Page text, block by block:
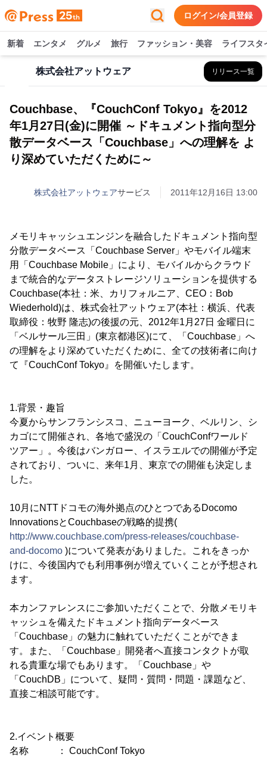
ログイン/会員登録
新着 エンタメ グルメ 旅行 ファッション・美容 ライフスタ
株式会社アットウェア リリース一覧
Couchbase、『CouchConf Tokyo』を2012
年1月27日(金)に開催 ～ドキュメント指向型分
散データベース「Couchbase」への理解を よ
り深めていただくために～
株式会社アットウェアサービス 2011年12月16日 13:00
メモリキャッシュエンジンを融合したドキュメント指向型
分散データベース「Couchbase Server」やモバイル端末
用「Couchbase Mobile」により、モバイルからクラウド
まで統合的なデータストレージソリューションを提供する
Couchbase(本社：米、カリフォルニア、CEO：Bob
Wiederhold)は、株式会社アットウェア(本社：横浜、代表
取締役：牧野 隆志)の後援の元、2012年1月27日 金曜日に
「ベルサール三田」(東京都港区)にて、「Couchbase」へ
の理解をより深めていただくために、全ての技術者に向け
て『CouchConf Tokyo』を開催いたします。
1.背景・趣旨
今夏からサンフランシスコ、ニューヨーク、ベルリン、シ
カゴにて開催され、各地で盛況の「CouchConfワールド
ツアー」。今後はバンガロー、イスラエルでの開催が予定
されており、ついに、来年1月、東京での開催も決定しま
した。
10月にNTTドコモの海外拠点のひとつであるDocomo
InnovationsとCouchbaseの戦略的提携(
http://www.couchbase.com/press-releases/couchbase-
and-docomo )について発表がありました。これをきっか
けに、今後国内でも利用事例が増えていくことが予想され
ます。
本カンファレンスにご参加いただくことで、分散メモリキ
ャッシュを備えたドキュメント指向データベース
「Couchbase」の魅力に触れていただくことができま
す。また、「Couchbase」開発者へ直接コンタクトが取
れる貴重な場でもあります。「Couchbase」や
「CouchDB」について、疑問・質問・問題・課題など、
直接ご相談可能です。
2.イベント概要
名称 ： CouchConf Tokyo